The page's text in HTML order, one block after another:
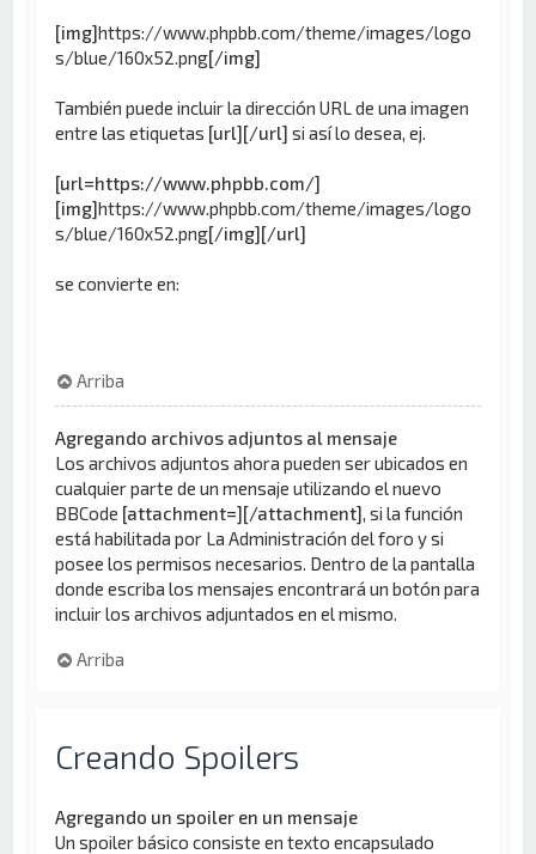
[img]https://www.phpbb.com/theme/images/logo
s/blue/160x52.png[/img]
También puede incluir la dirección URL de una imagen
entre las etiquetas [url][/url] si así lo desea, ej.
[url=https://www.phpbb.com/]
[img]https://www.phpbb.com/theme/images/logo
s/blue/160x52.png[/img][/url]
se convierte en:
Arriba
Agregando archivos adjuntos al mensaje
Los archivos adjuntos ahora pueden ser ubicados en
cualquier parte de un mensaje utilizando el nuevo
BBCode [attachment=][/attachment] , si la función
está habilitada por La Administración del foro y si
posee los permisos necesarios. Dentro de la pantalla
donde escriba los mensajes encontrará un botón para
incluir los archivos adjuntados en el mismo.
Arriba
Creando Spoilers
Agregando un spoiler en un mensaje
Un spoiler básico consiste en texto encapsulado